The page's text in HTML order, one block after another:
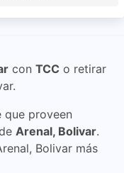
con TCC o retirar
que proveen
Arenal, Bolivar.
Bolivar más